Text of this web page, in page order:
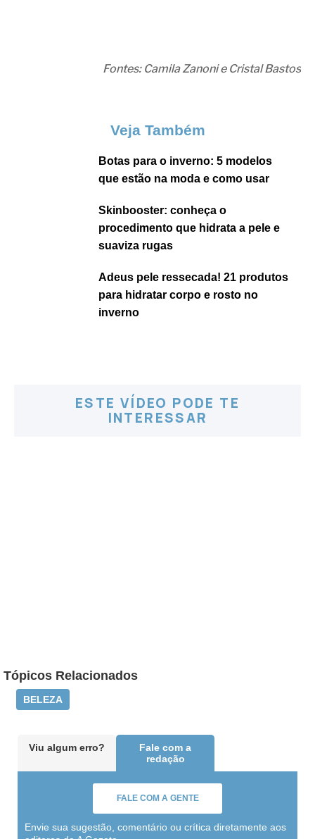
Fontes: Camila Zanoni e Cristal Bastos
Veja Também
Botas para o inverno: 5 modelos
que estão na moda e como usar
Skinbooster: conheça o
procedimento que hidrata a pele e
suaviza rugas
Adeus pele ressecada! 21 produtos
para hidratar corpo e rosto no
inverno
ESTE VÍDEO PODE TE
INTERESSAR
Tópicos Relacionados
BELEZA
Viu algum erro?
Fale com a
redação
FALE COM A GENTE
Envie sua sugestão, comentário ou crítica diretamente aos